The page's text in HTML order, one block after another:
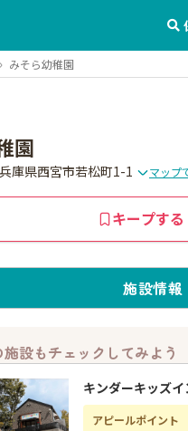
みそら幼稚園
園
庫県西宮市若松町1-1 マップ
キープする
施設情報
施設もチェックしてみよう
キンダーキッズ
アピールポイント